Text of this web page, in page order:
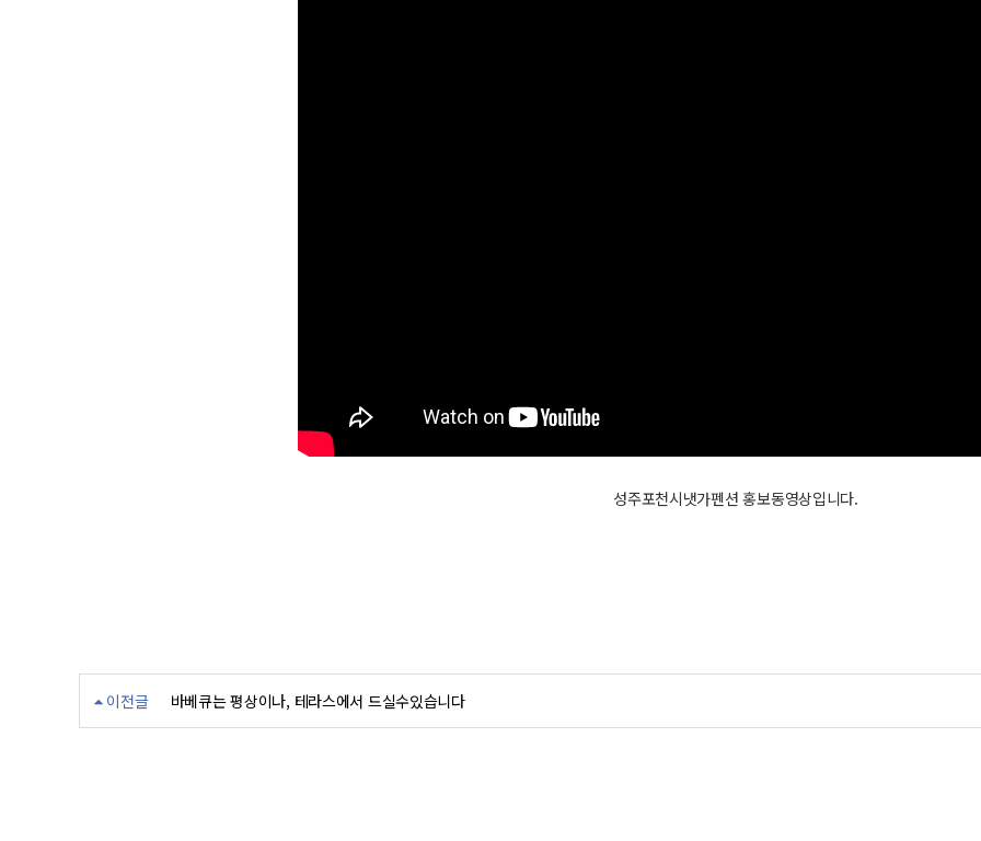
성주포천시냇가펜션 홍보동영상입니다.
이전글 바베큐는 평상이나, 테라스에서 드실수있습니다